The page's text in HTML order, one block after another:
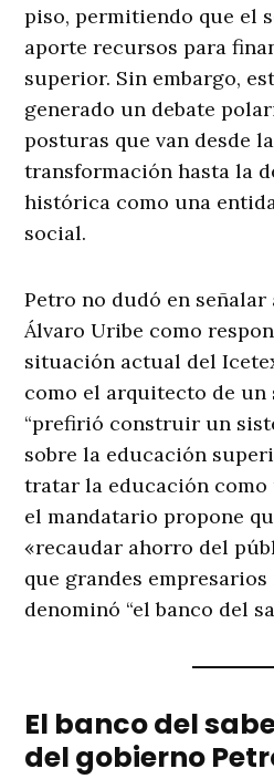
piso, permitiendo que el
aporte recursos para
superior. Sin embargo,
generado un debate
posturas que van desde
transformación hasta la
histórica como una
social.
Petro no dudó en
Álvaro Uribe como
situación actual del
como el arquitecto de un
“prefirió construir un
sobre la educación
tratar la educación como
el mandatario propone
«recaudar ahorro del
que grandes
denominó “el banco del
El banco del
del gobierno